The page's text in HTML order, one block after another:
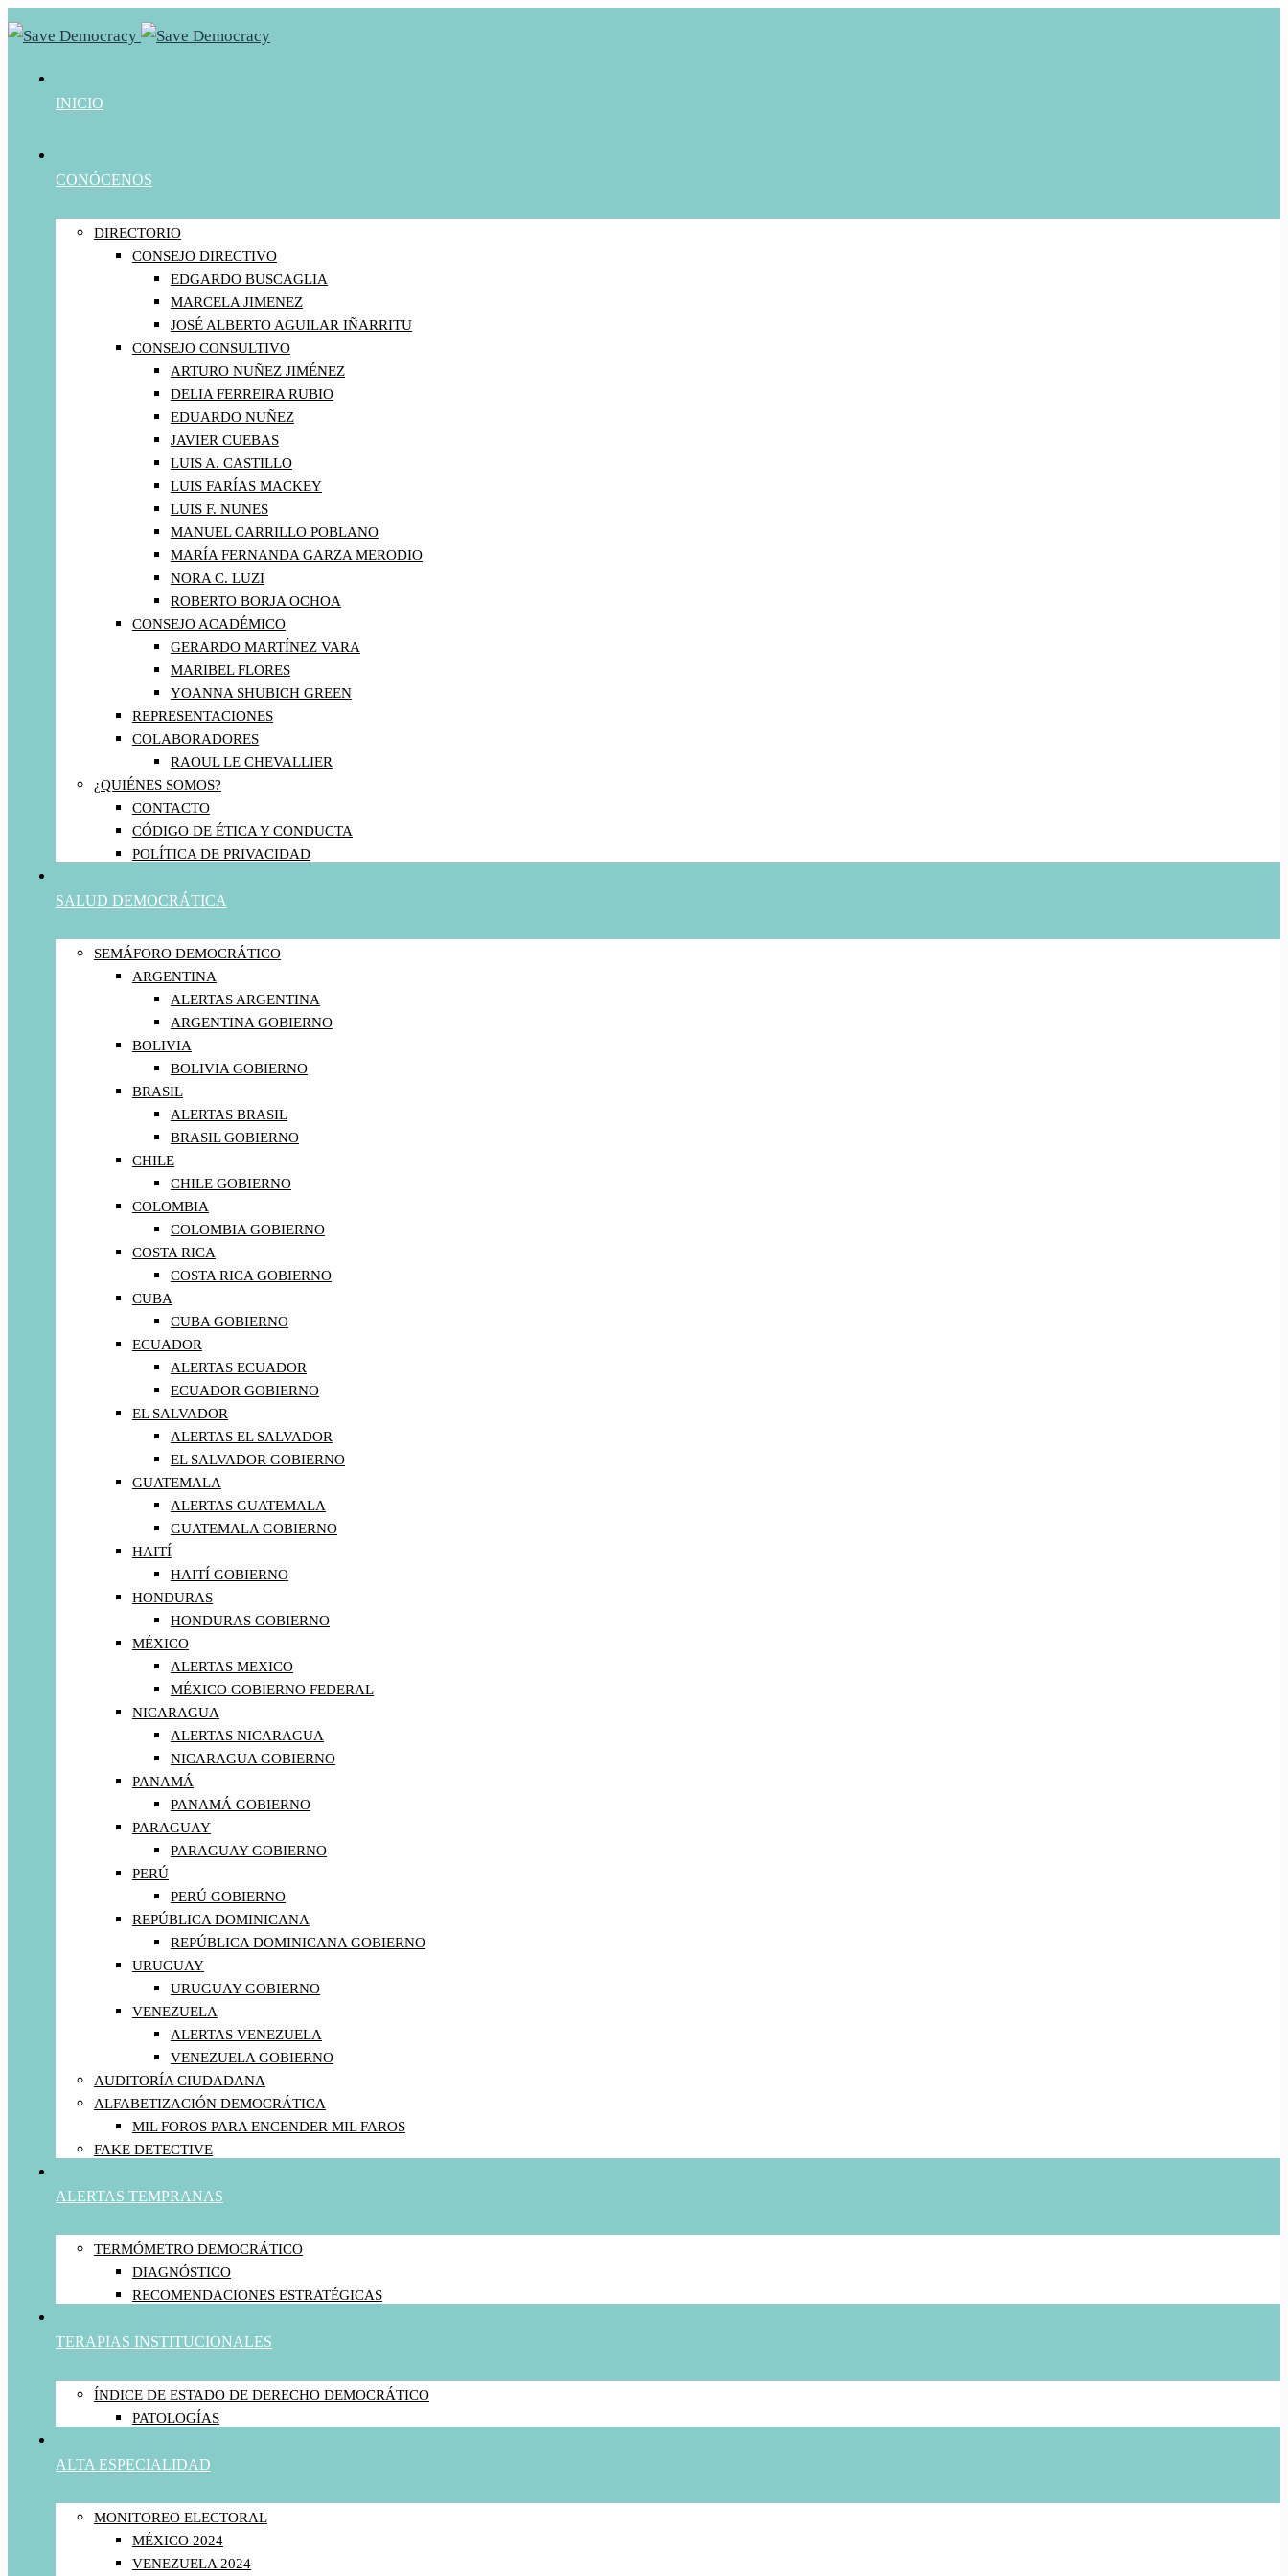
INICIO
CONÓCENOS
DIRECTORIO
CONSEJO DIRECTIVO
EDGARDO BUSCAGLIA
MARCELA JIMENEZ
JOSÉ ALBERTO AGUILAR IÑARRITU
CONSEJO CONSULTIVO
ARTURO NUÑEZ JIMÉNEZ
DELIA FERREIRA RUBIO
EDUARDO NUÑEZ
JAVIER CUEBAS
LUIS A. CASTILLO
LUIS FARÍAS MACKEY
LUIS F. NUNES
MANUEL CARRILLO POBLANO
MARÍA FERNANDA GARZA MERODIO
NORA C. LUZI
ROBERTO BORJA OCHOA
CONSEJO ACADÉMICO
GERARDO MARTÍNEZ VARA
MARIBEL FLORES
YOANNA SHUBICH GREEN
REPRESENTACIONES
COLABORADORES
RAOUL LE CHEVALLIER
¿QUIÉNES SOMOS?
CONTACTO
CÓDIGO DE ÉTICA Y CONDUCTA
POLÍTICA DE PRIVACIDAD
SALUD DEMOCRÁTICA
SEMÁFORO DEMOCRÁTICO
ARGENTINA
ALERTAS ARGENTINA
ARGENTINA GOBIERNO
BOLIVIA
BOLIVIA GOBIERNO
BRASIL
ALERTAS BRASIL
BRASIL GOBIERNO
CHILE
CHILE GOBIERNO
COLOMBIA
COLOMBIA GOBIERNO
COSTA RICA
COSTA RICA GOBIERNO
CUBA
CUBA GOBIERNO
ECUADOR
ALERTAS ECUADOR
ECUADOR GOBIERNO
EL SALVADOR
ALERTAS EL SALVADOR
EL SALVADOR GOBIERNO
GUATEMALA
ALERTAS GUATEMALA
GUATEMALA GOBIERNO
HAITÍ
HAITÍ GOBIERNO
HONDURAS
HONDURAS GOBIERNO
MÉXICO
ALERTAS MEXICO
MÉXICO GOBIERNO FEDERAL
NICARAGUA
ALERTAS NICARAGUA
NICARAGUA GOBIERNO
PANAMÁ
PANAMÁ GOBIERNO
PARAGUAY
PARAGUAY GOBIERNO
PERÚ
PERÚ GOBIERNO
REPÚBLICA DOMINICANA
REPÚBLICA DOMINICANA GOBIERNO
URUGUAY
URUGUAY GOBIERNO
VENEZUELA
ALERTAS VENEZUELA
VENEZUELA GOBIERNO
AUDITORÍA CIUDADANA
ALFABETIZACIÓN DEMOCRÁTICA
MIL FOROS PARA ENCENDER MIL FAROS
FAKE DETECTIVE
ALERTAS TEMPRANAS
TERMÓMETRO DEMOCRÁTICO
DIAGNÓSTICO
RECOMENDACIONES ESTRATÉGICAS
TERAPIAS INSTITUCIONALES
ÍNDICE DE ESTADO DE DERECHO DEMOCRÁTICO
PATOLOGÍAS
ALTA ESPECIALIDAD
MONITOREO ELECTORAL
MÉXICO 2024
VENEZUELA 2024